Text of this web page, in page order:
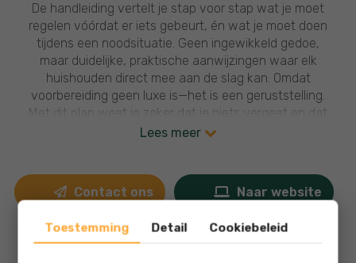
De handleiding vertelt je stap voor stap wat je moet
regelen vóórdat er iets gebeurt, én wat je moet doen
tijdens een noodsituatie. Geen ingewikkeld gedoe,
maar duidelijke, praktische aanwijzingen waar elk
huishouden direct mee aan de slag kan. Omdat
voorbereiding geen luxe is—het is een geruststelling.
Met dit plan weet je zeker dat je niets vergeet en dat
je jouw gezin verstandig en veilig door elke situatie
Lees meer
Contact ons Naar website
Toestemming Detail Cookiebeleid